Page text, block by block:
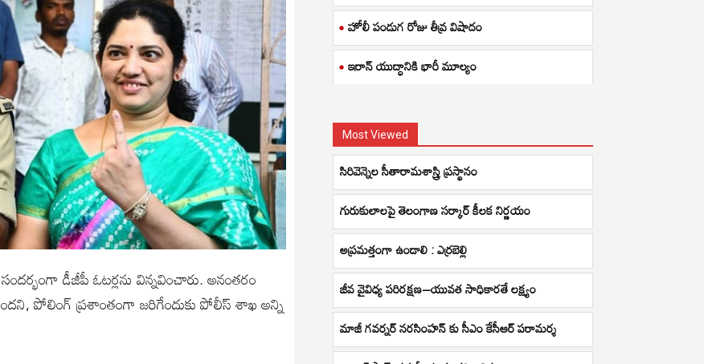
డీజీపీ ఓటర్లను విన్నవించారు. అనంతరం
పోలింగ్ ప్రశాంతంగా జరిగేందుకు పోలీస్ శాఖ అన్ని
హోలీ పండుగ రోజు తీవ్ర విషాదం
ఇరాన్ యుద్ధానికి భారీ మూల్యం
Most Viewed
సిరివెన్నెల సీతారామశాస్త్రి ప్రస్థానం
గురుకులాలపై తెలంగాణ సర్కార్ కీలక నిర్ణయం
అప్రమత్తంగా ఉండాలి : ఎర్రబెల్లి
జీవ వైవిధ్య పరిరక్షణ–యువత సాధికారతే లక్ష్యం
మాజీ గవర్నర్ నరసింహన్ కు సీఎం కేసీఆర్ పరామర్శ